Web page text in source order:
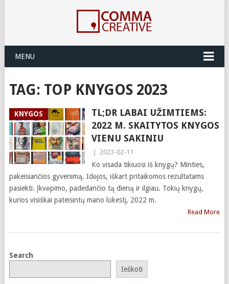
MENU
TAG: TOP KNYGOS 2023
KNYGOS
TL;DR LABAI UŽIMTIEMS:
2022 M. SKAITYTOS KNYGOS
VIENU SAKINIU
2023-02-11
Ko visada tikiuosi iš knygų? Minties,
pakeisiančios gyvenimą. Idėjos, iškart pritaikomos rezultatams
pasiekti. Įkvėpimo, padedančio tą dieną ir ilgiau. Tokių knygų,
kurios visiškai pateisintų mano lūkestį, 2022 m.
Read More
Search
Ieškoti